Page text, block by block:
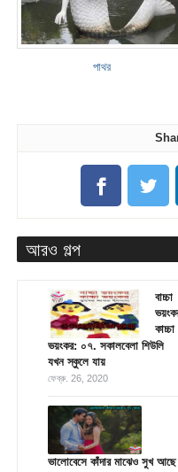
পাথর
আরও গল্প
বাচ্চা
কাচ্চা
ভয়ংকর: ০৭. সকালবেলা শিউলি
যখন স্কুলে যায়
ফেব্রু. 26, 2020
ভালোবেসে কাঁদার মাঝেও সুখ আছে